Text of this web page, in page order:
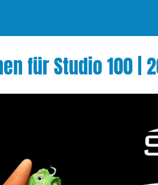
für Studio 100 |